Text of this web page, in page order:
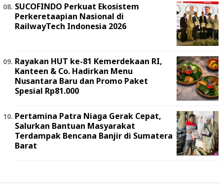
SUCOFINDO Perkuat Ekosistem
Perkeretaapian Nasional di
RailwayTech Indonesia 2026
Rayakan HUT ke-81 Kemerdekaan RI,
Kanteen & Co. Hadirkan Menu
Nusantara Baru dan Promo Paket
Spesial Rp81.000
Pertamina Patra Niaga Gerak Cepat,
Salurkan Bantuan Masyarakat
Terdampak Bencana Banjir di Sumatera
Barat